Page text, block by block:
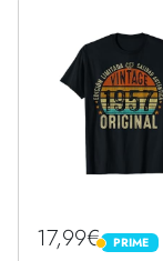
17,99€ PRIME
PRIME